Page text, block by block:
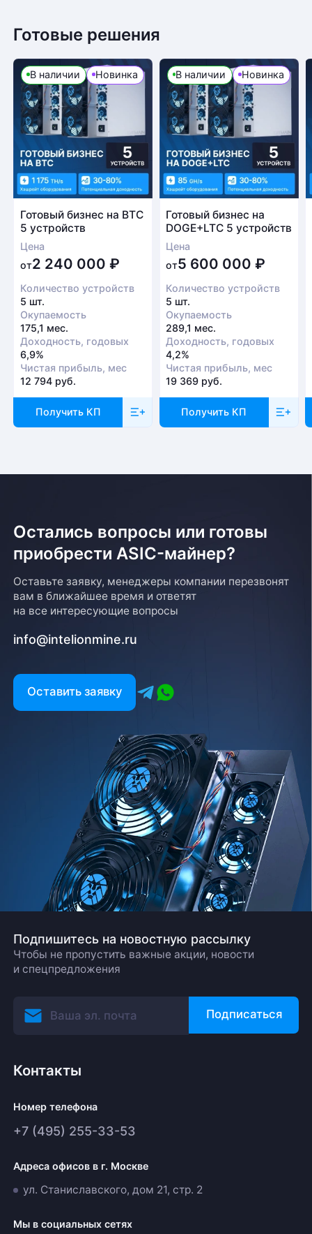
Готовые решения
В наличии Новинка
Готовый бизнес на BTC
5 устройств
Цена
от2 240 000 ₽
Количество устройств
5 шт.
Окупаемость
175,1 мес.
Доходность, годовых
6,9%
Чистая прибыль, мес
12 794 руб.
Получить КП
В наличии Новинка
Готовый бизнес на
DOGE+LTC 5 устройств
Цена
от5 600 000₽
Количество устройств
5 шт.
Окупаемость
289,1 мес.
Доходность, годовых
4,2%
Чистая прибыль, мес
19 369 руб.
Получить КП
Остались вопросы или готовы
приобрести ASIC-майнер?
Оставьте заявку, менеджеры компании перезвонят
вам в ближайшее время и ответят
на все интересующие вопросы
info@intelionmine.ru
Оставить заявку
Подпишитесь на новостную рассылку
Чтобы не пропустить важные акции, новости
и спецпредложения
Подписаться
Контакты
Номер телефона
+7 (495) 255-33-53
Адреса офисов в г. Москве
ул. Станиславского, дом 21, стр. 2
Мы в социальных сетях